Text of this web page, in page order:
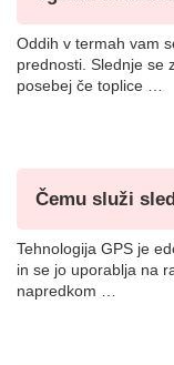
Oddih v termah vam
prednosti. Slednje se
posebej če toplice …
Čemu služi
Tehnologija GPS je
in se jo uporablja na
napredkom …